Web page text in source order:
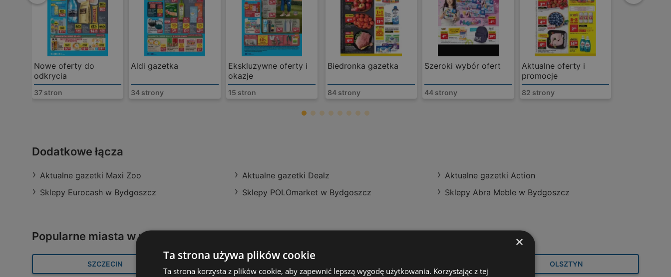
Nowe oferty do
odkrycia
37 stron
Aldi gazetka
34 strony
Ekskluzywne oferty i
okazje
15 stron
Biedronka gazetka
84 strony
Szeroki wybór ofert
44 strony
Aktualne oferty i
promocje
82 strony
Ul. Gdańska 15, 85-005 Bydgoszcz
odległość: 0,42 km 0,44 km oferty: 3
Dodatkowe łącza
Aktualne gazetki Maxi Zoo Aktualne gazetki Dealz
Aktualne gazetki Action
Sklepy Eurocash w Bydgoszcz
Sklepy POLOmarket w Bydgoszcz Sklepy Abra Meble w Bydgoszcz
Popularne miasta w pobliżu Bydgoszcz
SZCZECIN GDAŃSK OLSZTYN
×
Ta strona używa plików cookie
Ta strona korzysta z plików cookie, aby zapewnić lepszą wygodę użytkowania. Korzystając z tej